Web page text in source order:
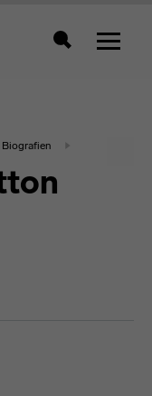
Zeigt
Biografien